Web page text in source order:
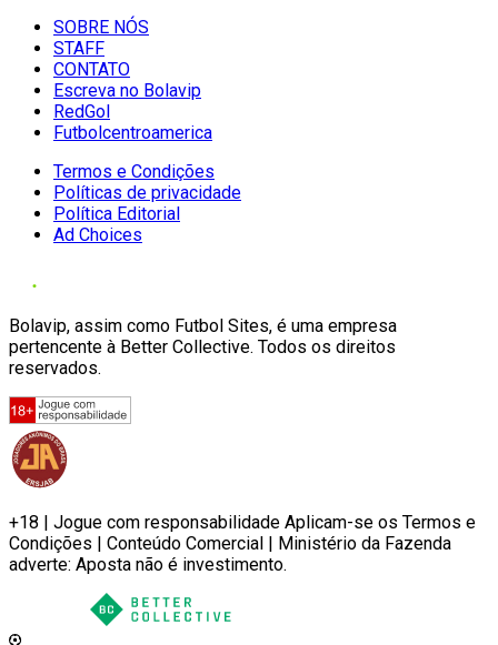
SOBRE NÓS
STAFF
CONTATO
Escreva no Bolavip
RedGol
Futbolcentroamerica
Termos e Condições
Políticas de privacidade
Política Editorial
Ad Choices
Bolavip, assim como Futbol Sites, é uma empresa
pertencente à Better Collective. Todos os direitos
reservados.
+18 | Jogue com responsabilidade Aplicam-se os Termos e
Condições | Conteúdo Comercial | Ministério da Fazenda
adverte: Aposta não é investimento.